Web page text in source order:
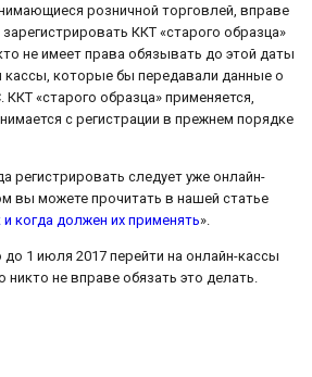
розничной торговлей, вправе
ККТ «старого образца»
не имеет права обязывать до этой даты
кассы, которые бы передавали данные о
«старого образца» применяется,
с регистрации в прежнем порядке
регистрировать следует уже онлайн-
вы можете прочитать в нашей статье
когда должен их применять».
до 1 июля 2017 перейти на онлайн-кассы
не вправе обязать это делать.